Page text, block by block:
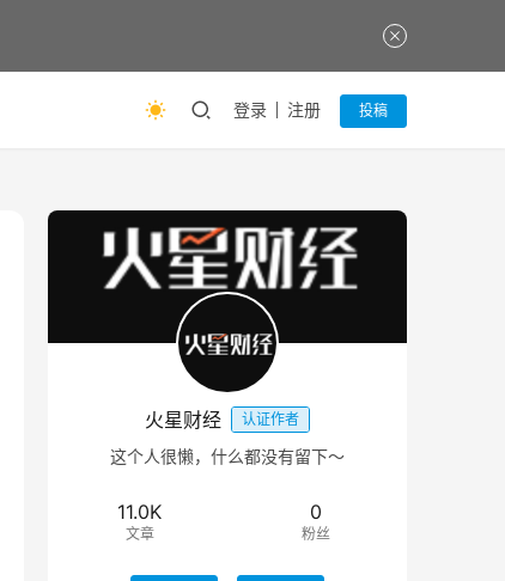
登录 注册 投稿
火星财经 认证作者
这个人很懒，什么都没有留下～
11.0K
文章
0
粉丝